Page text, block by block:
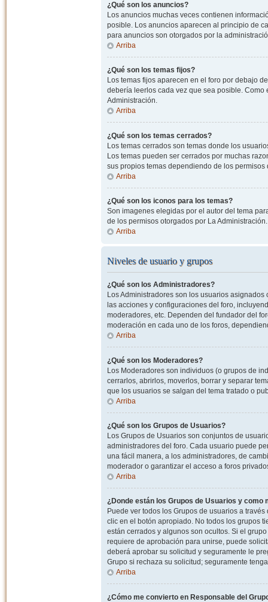
¿Qué son los anuncios?
Los anuncios muchas veces contienen
posible. Los anuncios aparecen al principio de
para anuncios son otorgados por la
Arriba
¿Qué son los temas fijos?
Los temas fijos aparecen en el foro por debajo
debería leerlos cada vez que sea posible.
Administración.
Arriba
¿Qué son los temas cerrados?
Los temas cerrados son temas donde los
Los temas pueden ser cerrados por muchas
sus propios temas dependiendo de los
Arriba
¿Qué son los iconos para los temas?
Son imagenes elegidas por el autor del tema
de los permisos otorgados por La Administración.
Arriba
Niveles de usuario y grupos
¿Qué son los Administradores?
Los Administradores son los usuarios
las acciones y configuraciones del foro,
moderadores, etc. Dependen del fundador del
moderación en cada uno de los foros,
Arriba
¿Qué son los Moderadores?
Los Moderadores son individuos (o grupos de
cerrarlos, abrirlos, moverlos, borrar y separar
que los usuarios se salgan del tema tratado o
Arriba
¿Qué son los Grupos de Usuarios?
Los Grupos de Usuarios son conjuntos de
administradores del foro. Cada usuario puede
una fácil manera, a los administradores, de
moderador o garantizar el acceso a foros
Arriba
¿Donde están los Grupos de Usuarios y como
Puede ver todos los Grupos de usuarios a
clic en el botón apropiado. No todos los grupos
están cerrados y algunos son ocultos. Si el
requiere de aprobación para unirse, puede
deberá aprobar su solicitud y seguramente le
Grupo si rechaza su solicitud; seguramente
Arriba
¿Cómo me convierto en Responsable del